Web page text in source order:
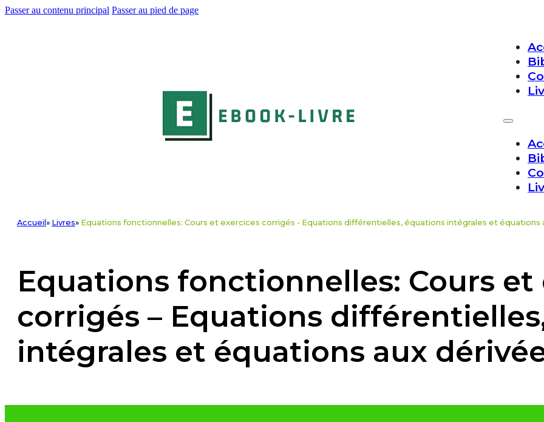
Passer au contenu principal Passer au pied de page
Accueil » Livres» Equations fonctionnelles: Cours et exercices corrigés - Equations différentielles, équations intégrales et équations
Equations fonctionnelles: Cours et
corrigés – Equations
intégrales et équations aux